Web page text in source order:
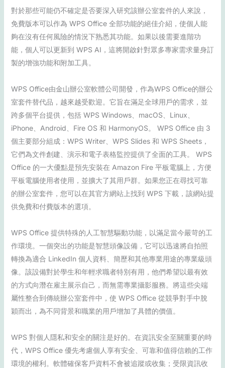
對於那些可能仍不確定是否要深入研究該辦公室套件的人來說，
免費版本可以作為 WPS Office 全部功能的絕佳介紹，使個人能
夠在沒有任何風險的情況下熟悉其功能。如果以後需要進階功
能，個人可以更新到 WPS AI，這將開啟針對眾多專家需求量身訂
製的增強功能和附加工具。
WPS Office由金山辦公室軟體公司開發，作為WPS Office的辦公
室套件替代品，越來越受歡迎。它旨在滿足全球用戶的需求，並
跨多個平台提供，包括 WPS Windows、macOS、Linux、
iPhone、Android、Fire OS 和 HarmonyOS。 WPS Office 由 3
個主要部分組成：WPS Writer、WPS Slides 和 WPS Sheets，
它們為文件創建、演示和電子表格監控提供了全面的工具。 WPS
Office 的一大優點是預先安裝在 Amazon Fire 平板電腦上，方便
平板電腦使用者使用，並擴大了其用戶群。如果您正在尋找可靠
的辦公室套件，您可以在其官方網站上找到 WPS 下載，該網站提
供免費和付費版本的選項。
WPS Office 提供特殊的人工智慧驅動功能，以滿足當今嚴苛的工
作環境。一個突出的功能是智慧頭像設備，它可以迅速將自拍照
轉換為適合 LinkedIn 個人資料、簡歷和其他專業用途的專業級頭
像。該設備對於學生和年輕求職者特別有用，他們希望以最有效
的方式向潛在雇主展示自己，而無需專業攝影服務。將這些尖端
屬性整合到傳統辦公室套件中，使 WPS Office 從競爭對手中脫
穎而出，為不同背景和職業的用戶增加了具體的價值。
WPS 對個人隱私和安全的關注是好的。在資訊安全至關重要的時
代，WPS Office 優先考慮個人享有安全、可靠和值得信賴的工作
環境的權利。軟體確保客戶資料不會被追蹤或收集；受限資訊收